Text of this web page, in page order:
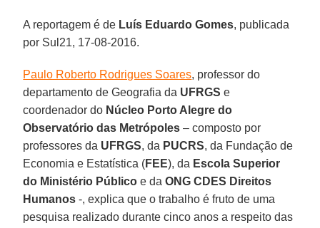
A reportagem é de Luís Eduardo Gomes, publicada
por Sul21, 17-08-2016.
Paulo Roberto Rodrigues Soares, professor do
departamento de Geografia da UFRGS e
coordenador do Núcleo Porto Alegre do
Observatório das Metrópoles – composto por
professores da UFRGS, da PUCRS, da Fundação de
Economia e Estatística (FEE), da Escola Superior
do Ministério Público e daONG CDES Direitos
Humanos -, explica que o trabalho é fruto de uma
pesquisa realizado durante cinco anos a respeito das